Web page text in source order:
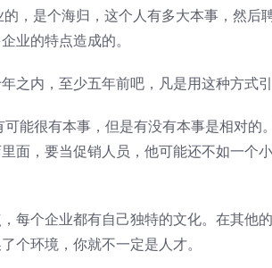
，是个海归，这个人有多大本事，然后
业的特点造成的。
之内，至少五年前吧，凡是用这种方式
能很有本事，但是有没有本事是相对的
面，要当促销人员，他可能还不如一个
每个企业都有自己独特的文化。在其他
个环境，你就不一定是人才。